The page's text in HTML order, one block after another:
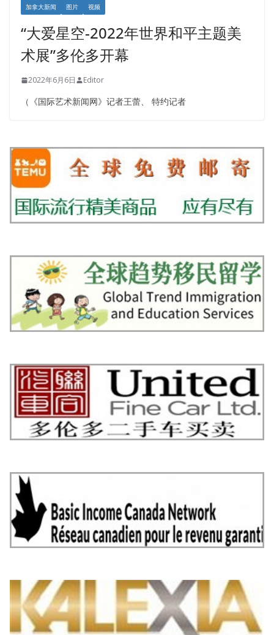
加拿大新闻 图片 视频
“大爱星空-2022年世界和平主题美
术展”多伦多开幕
2022年6月6日 Editor
（《国际艺术新闻网》记者王蕾、 特约记者